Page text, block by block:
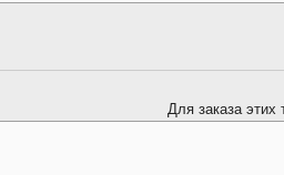
Для заказа этих